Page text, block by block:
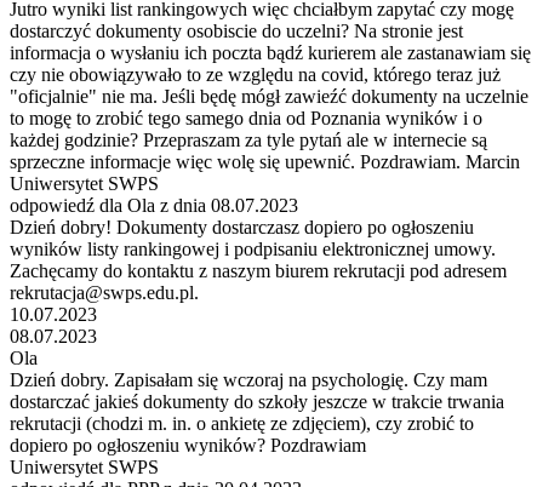
Jutro wyniki list rankingowych więc chciałbym zapytać czy mogę
dostarczyć dokumenty osobiscie do uczelni? Na stronie jest
informacja o wysłaniu ich poczta bądź kurierem ale zastanawiam się
czy nie obowiązywało to ze względu na covid, którego teraz już
"oficjalnie" nie ma. Jeśli będę mógł zawieźć dokumenty na uczelnie
to mogę to zrobić tego samego dnia od Poznania wyników i o
każdej godzinie? Przepraszam za tyle pytań ale w internecie są
sprzeczne informacje więc wolę się upewnić. Pozdrawiam. Marcin
Uniwersytet SWPS
odpowiedź dla Ola z dnia 08.07.2023
Dzień dobry! Dokumenty dostarczasz dopiero po ogłoszeniu
wyników listy rankingowej i podpisaniu elektronicznej umowy.
Zachęcamy do kontaktu z naszym biurem rekrutacji pod adresem
rekrutacja@swps.edu.pl.
10.07.2023
08.07.2023
Ola
Dzień dobry. Zapisałam się wczoraj na psychologię. Czy mam
dostarczać jakieś dokumenty do szkoły jeszcze w trakcie trwania
rekrutacji (chodzi m. in. o ankietę ze zdjęciem), czy zrobić to
dopiero po ogłoszeniu wyników? Pozdrawiam
Uniwersytet SWPS